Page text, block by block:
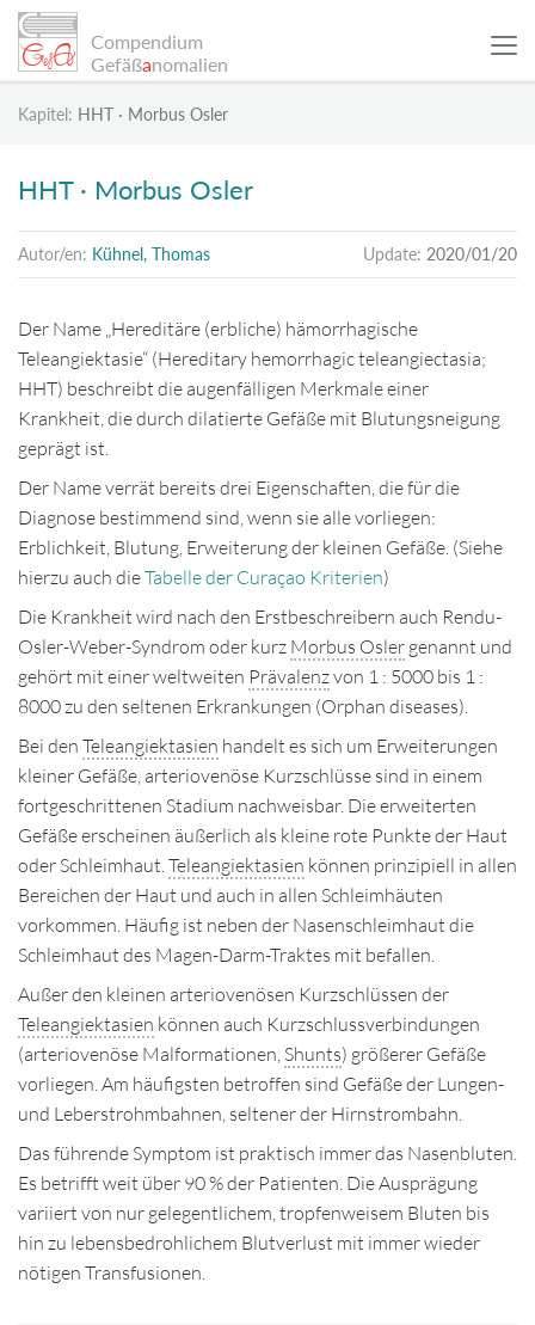
Compendium
Gefäßanomalien
SUCHE
Sitemap
Datenschutz
Disclaimer
Impressum
Kontakt
Deutsch English
HHT · Morbus Osler
Kapitel: HHT · Morbus Osler
Update: 2020/01/20
Autor/en: Kühnel, Thomas
Der Name „Hereditäre (erbliche) hämorrhagische
Teleangiektasie“ (Hereditary hemorrhagic teleangiectasia;
HHT) beschreibt die augenfälligen Merkmale einer
Krankheit, die durch dilatierte Gefäße mit Blutungsneigung
geprägt ist.
Der Name verrät bereits drei Eigenschaften, die für die
Diagnose bestimmend sind, wenn sie alle vorliegen:
Erblichkeit, Blutung, Erweiterung der kleinen Gefäße. (Siehe
hierzu auch dieTabelle der Curaçao Kriterien)
Die Krankheit wird nach den Erstbeschreibern auch Rendu-
Osler-Weber-Syndrom oder kurz Morbus Osler genannt und
gehört mit einer weltweiten Prävalenzvon 1 : 5000 bis 1 :
8000 zu den seltenen Erkrankungen (Orphan diseases).
Bei den Teleangiektasien handelt es sich um Erweiterungen
kleiner Gefäße, arteriovenöse Kurzschlüsse sind in einem
fortgeschrittenen Stadium nachweisbar. Die erweiterten
Gefäße erscheinen äußerlich als kleine rote Punkte der Haut
oder Schleimhaut.Teleangiektasien können prinzipiell in allen
Bereichen der Haut und auch in allen Schleimhäuten
vorkommen. Häufig ist neben der Nasenschleimhaut die
Schleimhaut des Magen-Darm-Traktes mit befallen.
Außer den kleinen arteriovenösen Kurzschlüssen der
Teleangiektasien können auch Kurzschlussverbindungen
(arteriovenöse Malformationen, Shunts) größerer Gefäße
vorliegen. Am häufigsten betroffen sind Gefäße der Lungen-
und Leberstrohmbahnen, seltener der Hirnstrombahn.
Das führende Symptom ist praktisch immer das Nasenbluten.
Es betrifft weit über 90 % der Patienten. Die Ausprägung
variiert von nur gelegentlichem, tropfenweisem Bluten bis
hin zu lebensbedrohlichem Blutverlust mit immer wieder
nötigen Transfusionen.